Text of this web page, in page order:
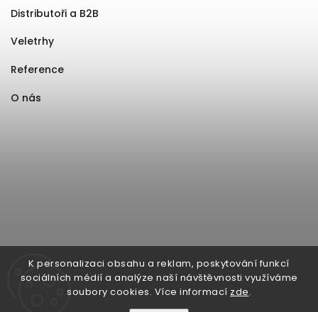
K personalizaci obsahu a reklam, poskytování funkcí
sociálních médií a analýze naší návštěvnosti využíváme
soubory cookies. Více informací zde.
Distributoři a B2B
Veletrhy
Reference
O nás